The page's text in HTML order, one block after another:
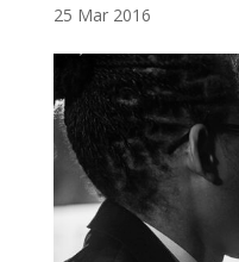
25 Mar 2016